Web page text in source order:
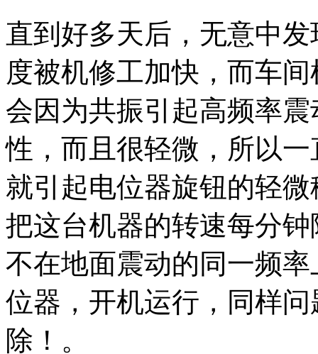
直到好多天后，无意中
度被机修工加快，而车
会因为共振引起高频率
性，而且很轻微，所以
就引起电位器旋钮的轻
把这台机器的转速每分
不在地面震动的同一频
位器，开机运行，同样
除！。